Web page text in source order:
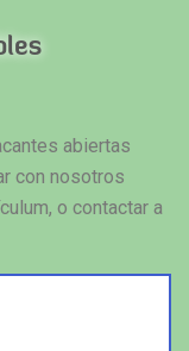
abiertas
con nosotros
o contactar a